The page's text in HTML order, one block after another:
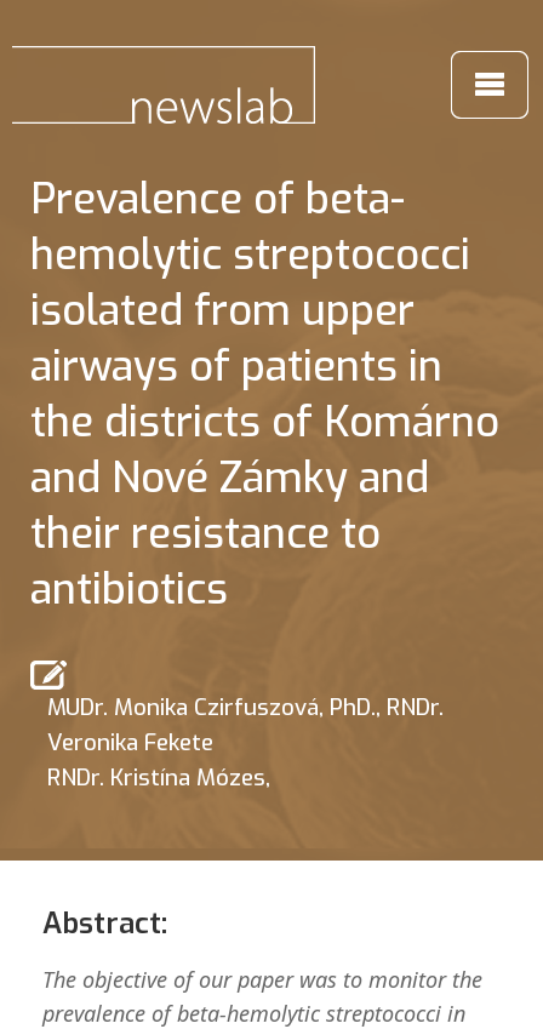
Prevalence of beta-
hemolytic streptococci
isolated from upper
airways of patients in
the districts of Komárno
and Nové Zámky and
their resistance to
antibiotics
MUDr. Monika Czirfuszová, PhD., RNDr.
Veronika Fekete
RNDr. Kristína Mózes,
Abstract:
The objective of our paper was to monitor the
prevalence of beta-hemolytic streptococci in